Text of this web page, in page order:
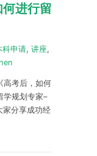
何进行留
科申请, 讲座,
高考后，如何
学规划专家–
家分享成功经